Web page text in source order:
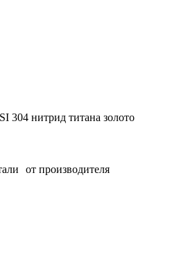
304 нитрид титана золото
от производителя